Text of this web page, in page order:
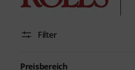
Filter
Preisbereich